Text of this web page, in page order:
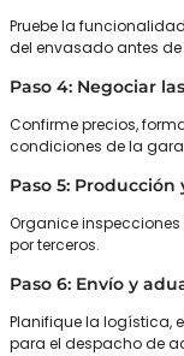
Pruebe la
del envasado antes
Paso 4: Negociar
Confirme precios,
condiciones de la
Paso 5:
Organice
por terceros.
Paso 6: Envío y
Planifique la logística,
para el despacho de